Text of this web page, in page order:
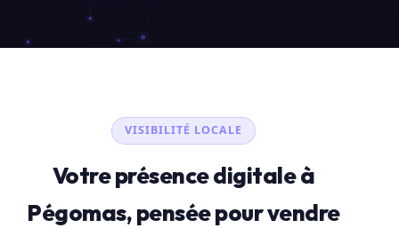
VISIBILITÉ LOCALE
Votre présence digitale à
Pégomas, pensée pour vendre